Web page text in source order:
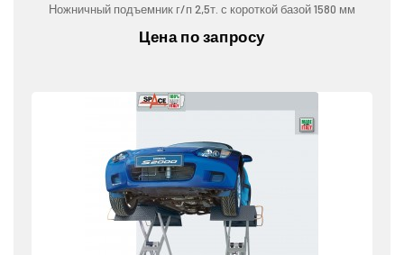
Ножничный подъемник г/п 2,5т. с короткой базой 1580 мм
Цена по запросу